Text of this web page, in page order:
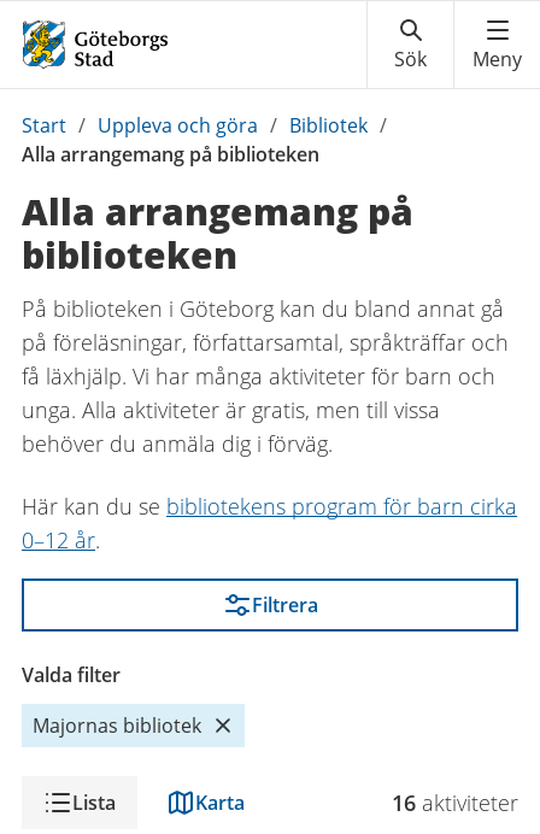
Du
är
Start / Uppleva och göra / Bibliotek /
Alla arrangemang på biblioteken
Alla arrangemang på
biblioteken
På biblioteken i Göteborg kan du bland annat gå
på föreläsningar, författarsamtal, språkträffar och
få läxhjälp. Vi har många aktiviteter för barn och
unga. Alla aktiviteter är gratis, men till vissa
behöver du anmäla dig i förväg.
Här kan du se bibliotekens program för barn cirka
0–12 år.
Filtrera
Valda filter
Majornas bibliotek
VisningLista Karta 16 aktiviteter